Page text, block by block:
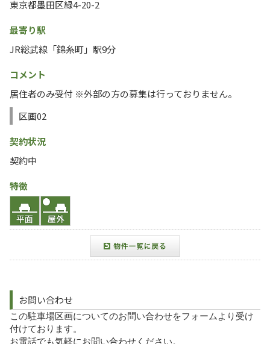
東京都墨田区緑4-20-2
最寄り駅
JR総武線「錦糸町」駅9分
コメント
居住者のみ受付 ※外部の方の募集は行っておりません。
区画02
契約状況
契約中
特徴
お問い合わせ